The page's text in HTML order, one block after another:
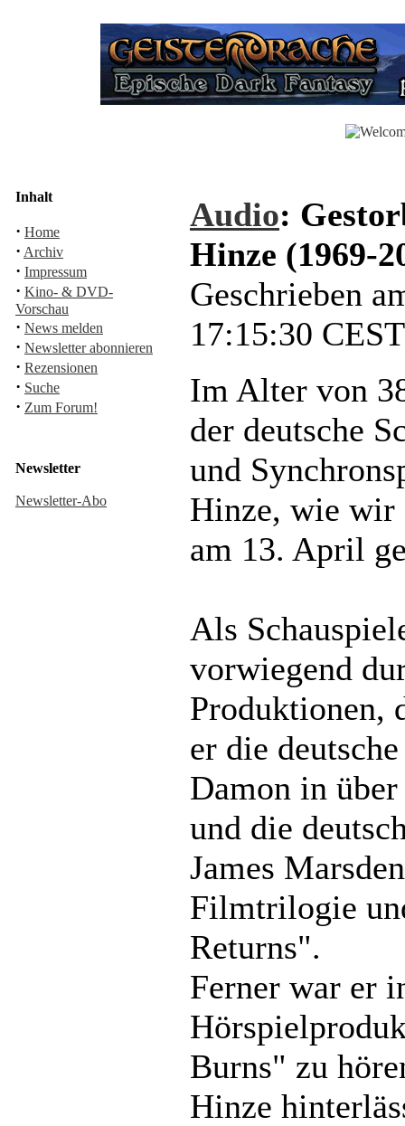
Inhalt
· Home
· Archiv
· Impressum
· Kino- & DVD-
Vorschau
· News melden
· Newsletter abonnieren
· Rezensionen
· Suche
· Zum Forum!
Newsletter
Newsletter-Abo
Audio:
Hinze (1969-
Geschrieben
17:15:30
Im Alter von
der deutsche
und
Hinze, wie wir
am 13. April
Als
vorwiegend
Produktionen,
er die
Damon in
und die
James
Filmtrilogie
Returns".
Ferner war er
Burns" zu
Hinze